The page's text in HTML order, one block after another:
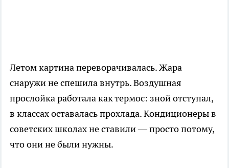
Летом картина переворачивалась. Жара
снаружи не спешила внутрь. Воздушная
прослойка работала как термос: зной отступал,
в классах оставалась прохлада. Кондиционеры в
советских школах не ставили — просто потому,
что они не были нужны.